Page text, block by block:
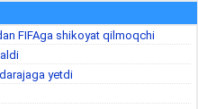
FIFAga shikoyat qilmoqchi
yetdi